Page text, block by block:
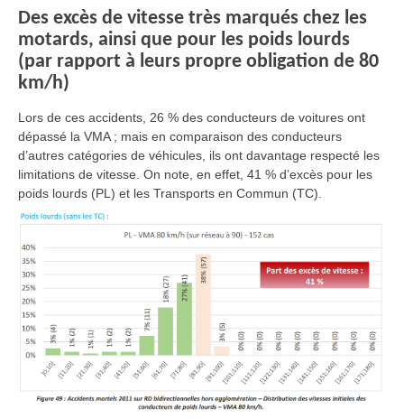
Des excès de vitesse très marqués chez les
motards, ainsi que pour les poids lourds
(par rapport à leurs propre obligation de 80
km/h)
Lors de ces accidents, 26 % des conducteurs de voitures ont
dépassé la VMA ; mais en comparaison des conducteurs
d’autres catégories de véhicules, ils ont davantage respecté les
limitations de vitesse. On note, en effet, 41 % d’excès pour les
poids lourds (PL) et les Transports en Commun (TC).